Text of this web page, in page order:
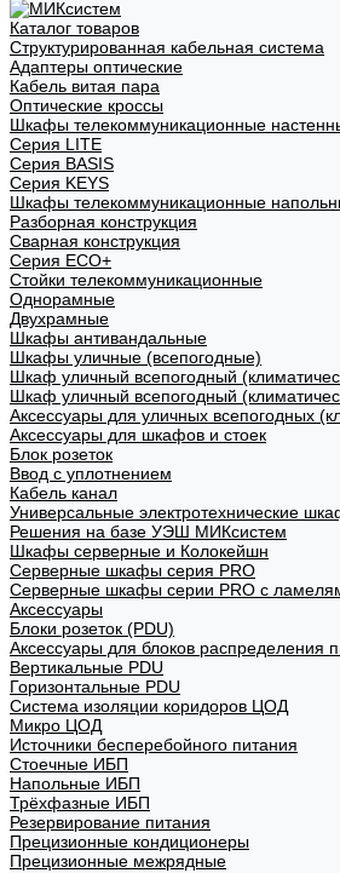
Каталог товаров
Структурированная кабельная система
Адаптеры оптические
Кабель витая пара
Оптические кроссы
Шкафы телекоммуникационные
Cерия LITE
Cерия BASIS
Cерия KEYS
Шкафы телекоммуникационные
Разборная конструкция
Сварная конструкция
Серия ECO+
Стойки телекоммуникационные
Однорамные
Двухрамные
Шкафы антивандальные
Шкафы уличные (всепогодные)
Шкаф уличный всепогодный
Шкаф уличный всепогодный
Аксессуары для уличных всепогодных
Аксессуары для шкафов и стоек
Блок розеток
Ввод с уплотнением
Кабель канал
Универсальные электротехнические
Решения на базе УЭШ МИКсистем
Шкафы серверные и Колокейшн
Серверные шкафы серия PRO
Серверные шкафы серии PRO с
Аксессуары
Блоки розеток (PDU)
Аксессуары для блоков распределения
Вертикальные PDU
Горизонтальные PDU
Система изоляции коридоров ЦОД
Микро ЦОД
Источники бесперебойного питания
Стоечные ИБП
Напольные ИБП
Трёхфазные ИБП
Резервирование питания
Прецизионные кондиционеры
Прецизионные межрядные